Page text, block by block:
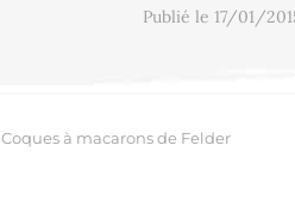
Publié le 17/01/
Coques à macarons de Felder